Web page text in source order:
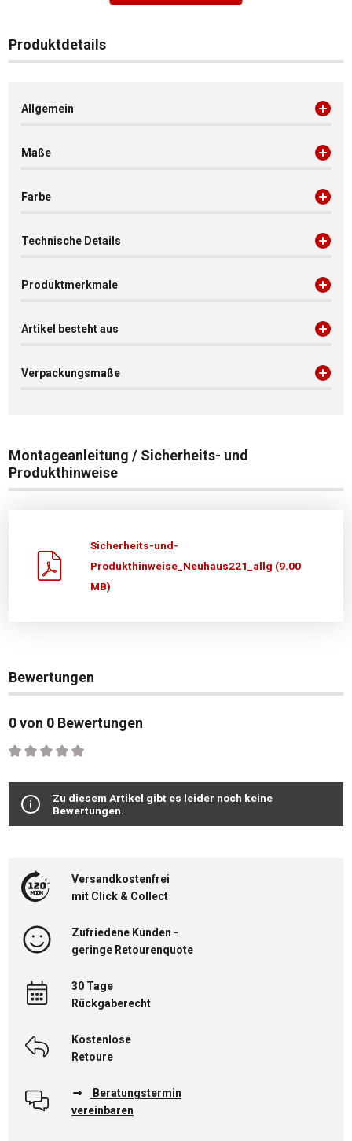
Produktdetails
Allgemein
Maße
Farbe
Technische Details
Produktmerkmale
Artikel besteht aus
Verpackungsmaße
Montageanleitung / Sicherheits- und
Produkthinweise
Sicherheits-und-
Produkthinweise_Neuhaus221_allg (9.00
MB)
Bewertungen
0 von 0 Bewertungen
Durchschnittliche Bewertung von 0 von 5 Sternen
Zu diesem Artikel gibt es leider noch keine
Bewertungen.
Versandkostenfrei
mit Click & Collect
Zufriedene Kunden -
geringe Retourenquote
30 Tage
Rückgaberecht
Kostenlose
Retoure
Beratungstermin
vereinbaren